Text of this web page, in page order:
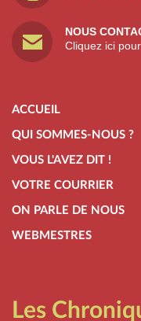
NOUS
Cliquez ici
ACCUEIL
QUI SOMMES-NOUS ?
VOUS L'AVEZ DIT !
VOTRE COURRIER
ON PARLE DE NOUS
WEBMESTRES
Les